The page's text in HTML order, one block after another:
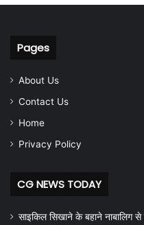
Pages
About Us
Contact Us
Home
Privacy Policy
CG NEWS TODAY
साइकिल सिखाने के बहाने नाबालिग